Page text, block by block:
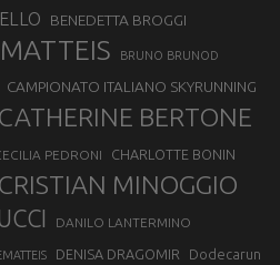
BENEDETTA BROGGI
BRUNO BRUNOD
CAMPIONATO ITALIANO SKYRUNNING
CATHERINE BERTONE
PEDRONI CHARLOTTE BONIN
CRISTIAN MINOGGIO
DANILO LANTERMINO
DENISA DRAGOMIR Dodecarun